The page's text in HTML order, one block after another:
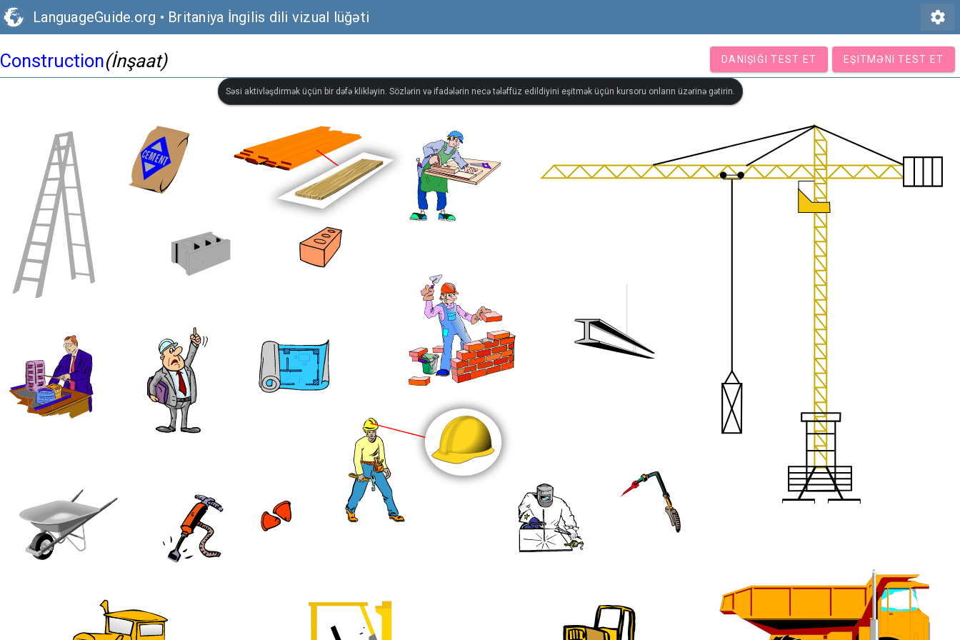
LanguageGuide.org • Britaniya İngilis dili vizual lüğəti settings
Construction(İnşaat) DANIŞIĞI TEST ET EŞITMƏNI TEST ET
Səsi aktivləşdirmək üçün bir dəfə klikləyin. Sözlərin və ifadələrin necə tələffüz edildiyini eşitmək üçün kursoru onların üzərinə gətirin.